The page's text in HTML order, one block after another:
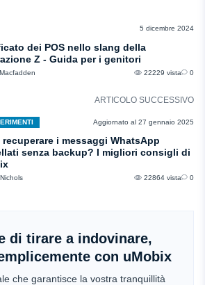
5 dicembre 2024
dei POS nello slang della
Z - Guida per i genitori
22229 vista 0
ARTICOLO SUCCESSIVO
Aggiornato al 27 gennaio 2025
recuperare i messaggi WhatsApp
senza backup? I migliori consigli di
22864 vista 0
di tirare a indovinare,
con uMobix
che garantisce la vostra tranquillità